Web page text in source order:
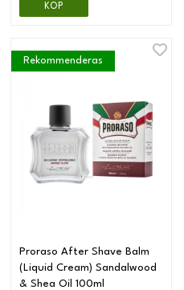
KÖP
Rekommenderas
Proraso After Shave Balm
(Liquid Cream) Sandalwood
& Shea Oil 100ml